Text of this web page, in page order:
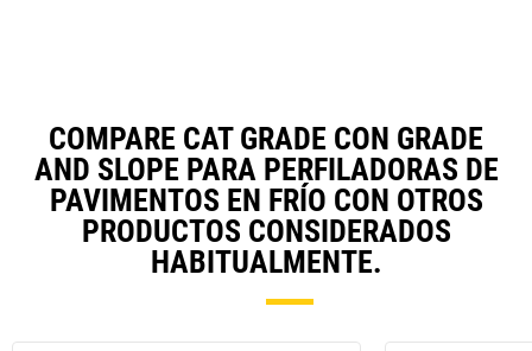
COMPARE CAT GRADE CON GRADE
AND SLOPE PARA PERFILADORAS DE
PAVIMENTOS EN FRÍO CON OTROS
PRODUCTOS CONSIDERADOS
HABITUALMENTE.